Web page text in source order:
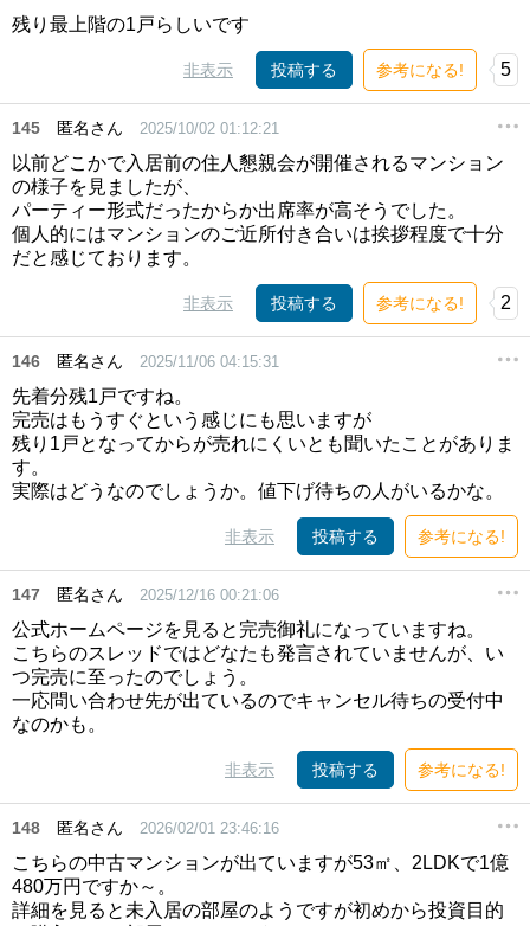
残り最上階の1戸らしいです
非表示 投稿する 参考になる! 5
145 匿名さん 2025/10/02 01:12:21
以前どこかで入居前の住人懇親会が開催されるマンション
の様子を見ましたが、
パーティー形式だったからか出席率が高そうでした。
個人的にはマンションのご近所付き合いは挨拶程度で十分
だと感じております。
非表示 投稿する 参考になる! 2
146 匿名さん 2025/11/06 04:15:31
先着分残1戸ですね。
完売はもうすぐという感じにも思いますが
残り1戸となってからが売れにくいとも聞いたことがありま
す。
実際はどうなのでしょうか。値下げ待ちの人がいるかな。
非表示 投稿する 参考になる!
147 匿名さん 2025/12/16 00:21:06
公式ホームページを見ると完売御礼になっていますね。
こちらのスレッドではどなたも発言されていませんが、い
つ完売に至ったのでしょう。
一応問い合わせ先が出ているのでキャンセル待ちの受付中
なのかも。
非表示 投稿する 参考になる!
148 匿名さん 2026/02/01 23:46:16
こちらの中古マンションが出ていますが53㎡、2LDKで1億
480万円ですか～。
詳細を見ると未入居の部屋のようですが初めから投資目的